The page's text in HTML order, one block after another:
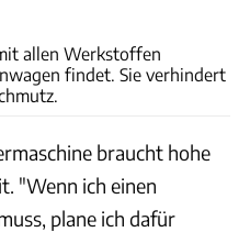
allen Werkstoffen
findet. Sie verhindert
braucht hohe
"Wenn ich einen
plane ich dafür